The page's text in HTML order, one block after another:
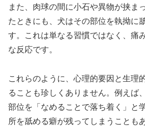
また、肉球の間に小石や異物が挟ま
たときにも、犬はその部位を執拗に
す。これは単なる習慣ではなく、痛
な反応です。
これらのように、心理的要因と生理
ることも珍しくありません。例えば
部位を「なめることで落ち着く」と
所を舐める癖が残ってしまうことも